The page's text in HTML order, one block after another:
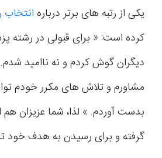
یکی از رتبه های برتر درباره
کرده است: « برای قبولی در رشته
دیگران گوش کردم و نه ناامید
مشاورم و تلاش های مکرر خودم
بدست آوردم. » لذا، شما عزیزان هم
گرفته و برای رسیدن به هدف خود